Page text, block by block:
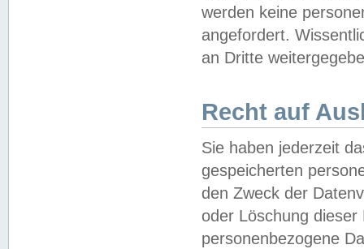
werden keine
angefordert.
an Dritte
Recht auf
Sie haben jederzeit
gespeicherten
den Zweck der
oder Löschung
personenbezogene